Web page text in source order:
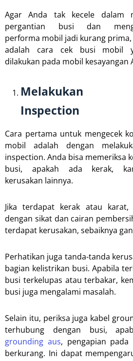
Agar Anda tak kecele dalam
pergantian busi dan
performa mobil jadi kurang
adalah cara cek busi mobil
dilakukan pada mobil kesayangan
Melakukan
Inspection
Cara pertama untuk mengecek
mobil adalah dengan
inspection. Anda bisa memeriksa
busi, apakah ada kerak,
kerusakan lainnya.
Jika terdapat kerak atau karat,
dengan sikat dan cairan
terdapat kerusakan, sebaiknya
Perhatikan juga tanda-tanda
bagian kelistrikan busi. Apabila
busi terkelupas atau terbakar,
busi juga mengalami masalah.
Selain itu, periksa juga kabel
terhubung dengan busi,
grounding aus, pengapian pada
berkurang. Ini dapat